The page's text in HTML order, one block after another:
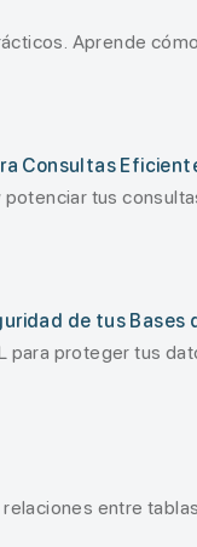
Aprende
Consultas
tus
de tus Bases
proteger tus
entre